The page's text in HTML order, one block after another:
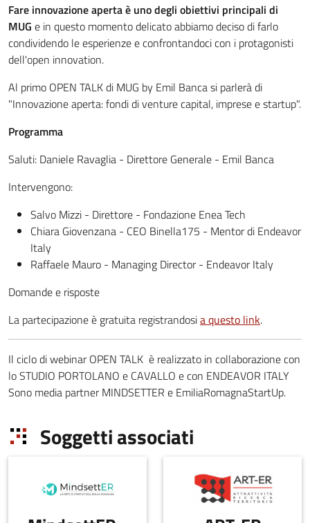
Fare innovazione aperta è uno degli obiettivi principali di
MUG e in questo momento delicato abbiamo deciso di farlo
condividendo le esperienze e confrontandoci con i protagonisti
dell'open innovation.
Al primo OPEN TALK di MUG by Emil Banca si parlerà di
"Innovazione aperta: fondi di venture capital, imprese e startup".
Programma
Saluti: Daniele Ravaglia - Direttore Generale - Emil Banca
Intervengono:
Salvo Mizzi - Direttore - Fondazione Enea Tech
Chiara Giovenzana - CEO Binella175 - Mentor di Endeavor
Italy
Raffaele Mauro - Managing Director - Endeavor Italy
Domande e risposte
La partecipazione è gratuita registrandosia questo link.
Il ciclo di webinar OPEN TALK è realizzato in collaborazione con
lo STUDIO PORTOLANO e CAVALLO e con ENDEAVOR ITALY
Sono media partner MINDSETTER e EmiliaRomagnaStartUp.
Soggetti associati